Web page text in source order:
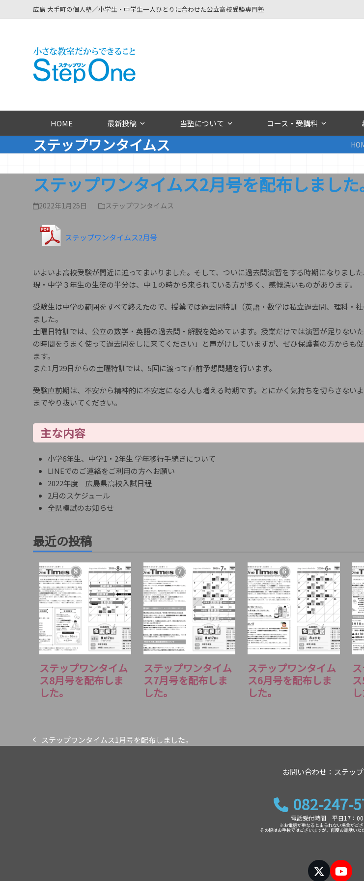
to
広島 大手町の個人塾／小学生・中学生一人ひとりに合わせた公立高校受験専門塾
HOME 最新投稿 当塾について コース・受講料
ステップワンタイムス
ステップワンタイムス2月号を配布しました
2022年1月25日 ステップワンタイムス
ステップワンタイムス2月号
いよいよ高校受験が間近に迫ってまいりました。そして、ついに過去問演習をする時期になりました
現・中学３年生の生徒の半分は、中１の時から来られている方が多く、感慨深いものがあります。
受験生は中学の範囲をすべて終えたので、授業では過去問特訓（英語・数学は私立過去問、理科・
ました。
土曜日特訓では、公立の数学・英語の過去問・解説を始めています。授業だけでは演習が足りない
の時間をうまく使って過去問をしに来てください」と声がけしていますが、ぜひ保護者の方からも
ます。
また1月29日からの土曜特訓では、5回に渡って直前予想問題を行います。
受験直前期は、不安から精神的に不安定になる人も増える時期です。とにかく気持ちを切らさない
までやり抜いてください。
主な内容
小学6年生、中学1・2年生 学年移行手続きについて
LINEでのご連絡をご利用の方へお願い
2022年度 広島県高校入試日程
2月のスケジュール
全県模試のお知らせ
最近の投稿
ステップワンタイム
ス8月号を配布しま
した。
ステップワンタイム
ス7月号を配布しま
した。
ステップワンタイム
ス6月号を配布しま
した。
previous
ステップワンタイムス1月号を配布しました。
お問い合わせ：ステッ
082-247-
電話受付時間 平日17：
※お電話が重なると出られない場合がござ
その際はお手数ではございますが、再度お電話いた
Twitter